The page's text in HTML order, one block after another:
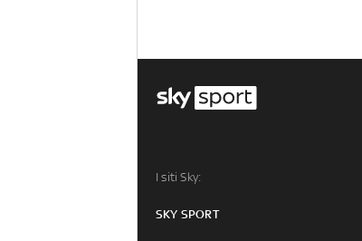
I siti Sky:
SKY SPORT